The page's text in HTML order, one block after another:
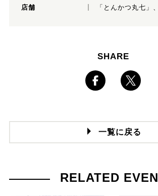
店舗 「とんかつ丸七」
SHARE
一覧に戻る
RELATED